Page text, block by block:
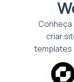
Conheça
criar
templates